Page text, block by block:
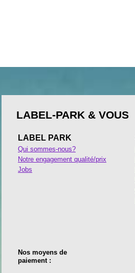
LABEL-PARK & VOUS
LABEL PARK
Qui sommes-nous?
Notre engagement qualité/prix
Jobs
Nos moyens de
paiement :